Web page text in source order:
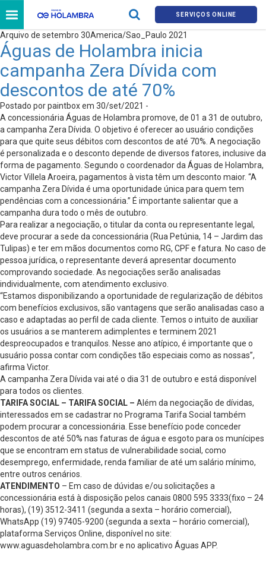
SERVIÇOS ONLINE
Arquivo de setembro 30America/Sao_Paulo 2021
Águas de Holambra inicia
campanha Zera Dívida com
descontos de até 70%
Postado por paintbox em 30/set/2021 -
A concessionária Águas de Holambra promove, de 01 a 31 de outubro,
a campanha Zera Dívida. O objetivo é oferecer ao usuário condições
para que quite seus débitos com descontos de até 70%. A negociação
é personalizada e o desconto depende de diversos fatores, inclusive da
forma de pagamento. Segundo o coordenador da Águas de Holambra,
Victor Villela Aroeira, pagamentos à vista têm um desconto maior. “A
campanha Zera Dívida é uma oportunidade única para quem tem
pendências com a concessionária.” É importante salientar que a
campanha dura todo o mês de outubro.
Para realizar a negociação, o titular da conta ou representante legal,
deve procurar a sede da concessionária (Rua Petúnia, 14 – Jardim das
Tulipas) e ter em mãos documentos como RG, CPF e fatura. No caso de
pessoa jurídica, o representante deverá apresentar documento
comprovando sociedade. As negociações serão analisadas
individualmente, com atendimento exclusivo.
“Estamos disponibilizando a oportunidade de regularização de débitos
com benefícios exclusivos, são vantagens que serão analisadas caso a
caso e adaptadas ao perfil de cada cliente. Temos o intuito de auxiliar
os usuários a se manterem adimplentes e terminem 2021
despreocupados e tranquilos. Nesse ano atípico, é importante que o
usuário possa contar com condições tão especiais como as nossas”,
afirma Victor.
A campanha Zera Dívida vai até o dia 31 de outubro e está disponível
para todos os clientes.
TARIFA SOCIAL – TARIFA SOCIAL – Além da negociação de dívidas,
interessados em se cadastrar no Programa Tarifa Social também
podem procurar a concessionária. Esse benefício pode conceder
descontos de até 50% nas faturas de água e esgoto para os munícipes
que se encontram em status de vulnerabilidade social, como
desemprego, enfermidade, renda familiar de até um salário mínimo,
entre outros cenários.
ATENDIMENTO – Em caso de dúvidas e/ou solicitações a
concessionária está à disposição pelos canais 0800 595 3333(fixo – 24
horas), (19) 3512-3411 (segunda a sexta – horário comercial),
WhatsApp (19) 97405-9200 (segunda a sexta – horário comercial),
plataforma Serviços Online, disponível no site:
www.aguasdeholambra.com.br e no aplicativo Águas APP.